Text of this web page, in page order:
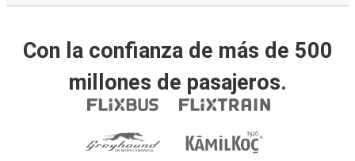
Con la confianza de más de 500
millones de pasajeros.